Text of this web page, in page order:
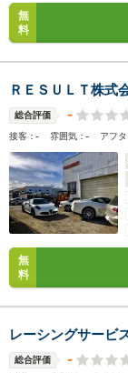
無
料
ＲＥＳＵＬＴ株式
総合評価 -
接客：- 雰囲気：- アフ
無
料
レーシングサービ
総合評価 -